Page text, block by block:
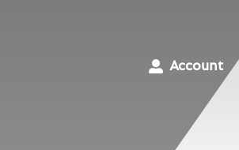
Account